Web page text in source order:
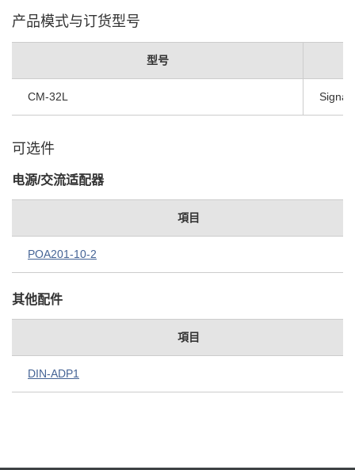
产品模式与订货型号
型号
CM-32L Signal
可选件
电源/交流适配器
項目
POA201-10-2
其他配件
項目
DIN-ADP1